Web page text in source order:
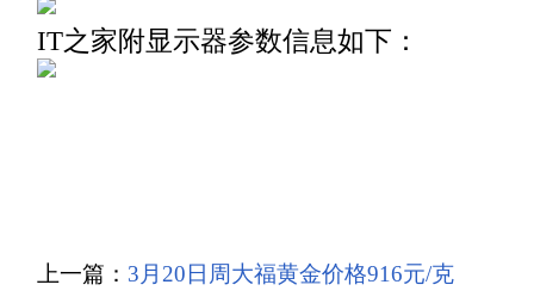
IT之家附显示器参数信息如下：
上一篇： 3月20日周大福黄金价格916元/克